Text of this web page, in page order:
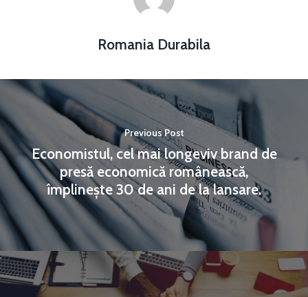
Romania Durabila
Previous Post
Economistul, cel mai longeviv brand de
presă economică românească,
împlinește 30 de ani de la lansare.